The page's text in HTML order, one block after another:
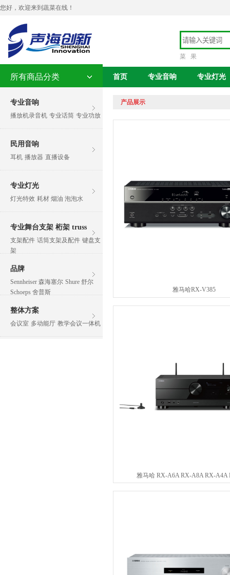
您好，欢迎来到蔬菜在线！
菜 果
所有商品分类
专业音响
播放机录音机 专业话筒 专业功放
民用音响
耳机 播放器 直播设备
专业灯光
灯光特效 耗材 烟油 泡泡水
专业舞台支架 桁架 truss
支架配件 话筒支架及配件 键盘支
架
品牌
Sennheiser 森海塞尔 Shure 舒尔
Schoeps 舍普斯
整体方案
会议室 多动能厅 教学会议一体机
首页 专业音响 专业灯光
产品展示
雅马哈RX-V385
雅马哈 RX-A6A RX-A8A RX-A4A